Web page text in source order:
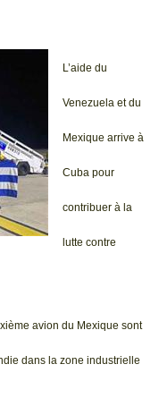
L’aide du
Venezuela et du
Mexique arrive à
Cuba pour
contribuer à la
lutte contre
avion du Mexique sont
dans la zone industrielle